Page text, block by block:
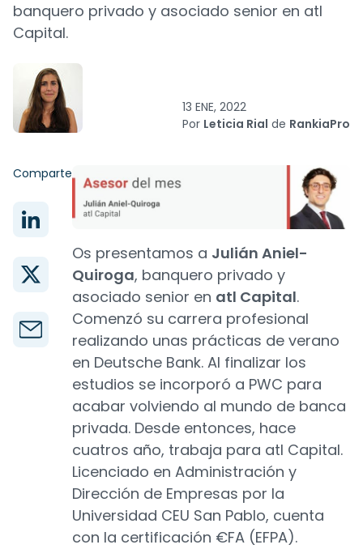
banquero privado y asociado senior en atl
Capital.
13 ENE, 2022
Por Leticia Rial de RankiaPro
Comparte
Os presentamos a Julián Aniel-
Quiroga, banquero privado y
asociado senior en atl Capital.
Comenzó su carrera profesional
realizando unas prácticas de verano
en Deutsche Bank. Al finalizar los
estudios se incorporó a PWC para
acabar volviendo al mundo de banca
privada. Desde entonces, hace
cuatros año, trabaja para atl Capital.
Licenciado en Administración y
Dirección de Empresas por la
Universidad CEU San Pablo, cuenta
con la certificación €FA (EFPA).